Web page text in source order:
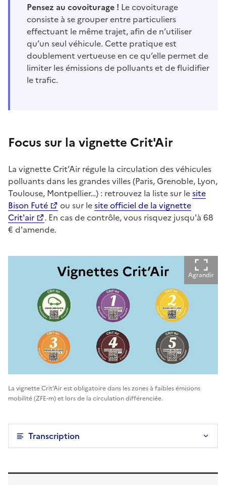
Pensez au covoiturage ! Le covoiturage
consiste à se grouper entre particuliers
effectuant le même trajet, afin de n’utiliser
qu’un seul véhicule. Cette pratique est
doublement vertueuse en ce qu’elle permet de
limiter les émissions de polluants et de fluidifier
le trafic.
Focus sur la vignette Crit'Air
La vignette Crit’Air régule la circulation des véhicules
polluants dans les grandes villes (Paris, Grenoble, Lyon,
Toulouse, Montpellier…) : retrouvez la liste sur lesite
Bison Futé
ou sur lesite officiel de la vignette
Crit'air
. En cas de contrôle, vous risquez jusqu'à 68
€ d'amende.
Agrandir
La vignette Crit’Air est obligatoire dans les zones à faibles émisions
mobilité (ZFE-m) et lors de la circulation différenciée.
Transcription